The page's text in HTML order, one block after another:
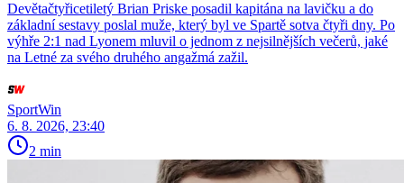
Devětačtyřicetiletý Brian Priske posadil kapitána na lavičku a do
základní sestavy poslal muže, který byl ve Spartě sotva čtyři dny. Po
výhře 2:1 nad Lyonem mluvil o jednom z nejsilnějších večerů, jaké
na Letné za svého druhého angažmá zažil.
SportWin
6. 8. 2026, 23:40
2 min